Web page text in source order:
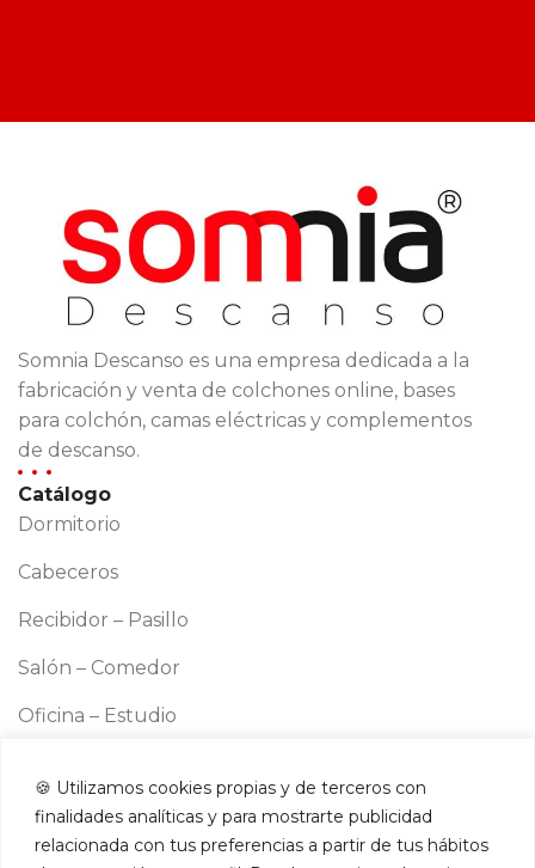
🍪 Utilizamos cookies propias y de terceros con
finalidades analíticas y para mostrarte publicidad
relacionada con tus preferencias a partir de tus hábitos
Somnia Descanso es una empresa dedicada a la
fabricación y venta de colchones online, bases
para colchón, camas eléctricas y complementos
de descanso.
Catálogo
Dormitorio
Cabeceros
Recibidor – Pasillo
Salón – Comedor
Oficina – Estudio
Información
Aviso legal